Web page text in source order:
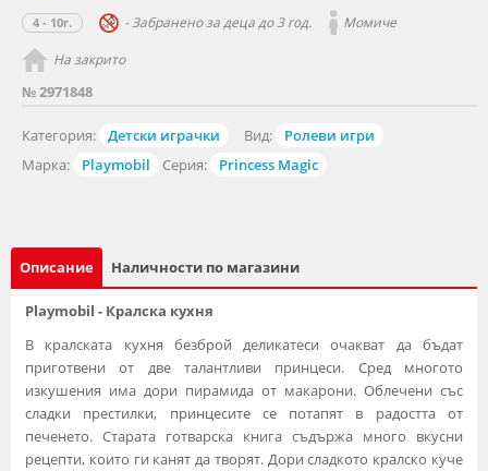
№ 2971848
Категория: Детски играчки Вид:
Ролеви игри
Марка:
Playmobil Серия: Princess Magic
4 - 10г. - Забранено за деца до 3 год. Момиче
На закрито
Описание Наличности по магазини
Playmobil - Кралска кухня
В кралската кухня безброй деликатеси очакват да бъдат
приготвени от две талантливи принцеси. Сред многото
изкушения има дори пирамида от макарони. Облечени със
сладки престилки, принцесите се потапят в радостта от
печенето. Старата готварска книга съдържа много вкусни
рецепти, които ги канят да творят. Дори сладкото кралско куче